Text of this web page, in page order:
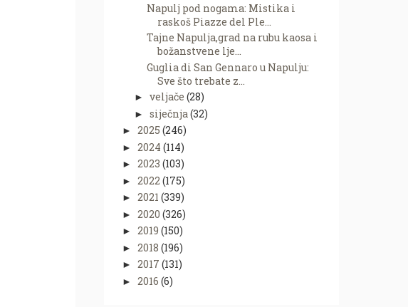
Napulj pod nogama: Mistika i
raskoš Piazze del Ple...
Tajne Napulja,grad na rubu kaosa i
božanstvene lje...
Guglia di San Gennaro u Napulju:
Sve što trebate z...
► veljače (28)
► siječnja (32)
► 2025 (246)
► 2024 (114)
► 2023 (103)
► 2022 (175)
► 2021 (339)
► 2020 (326)
► 2019 (150)
► 2018 (196)
► 2017 (131)
► 2016 (6)